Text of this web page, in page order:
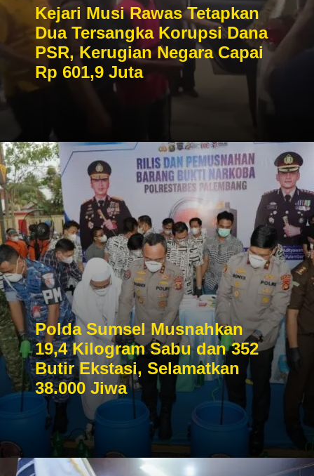
Kejari Musi Rawas Tetapkan
Dua Tersangka Korupsi Dana
PSR, Kerugian Negara Capai
Rp 601,9 Juta
Polda Sumsel Musnahkan
19,4 Kilogram Sabu dan 352
Butir Ekstasi, Selamatkan
38.000 Jiwa